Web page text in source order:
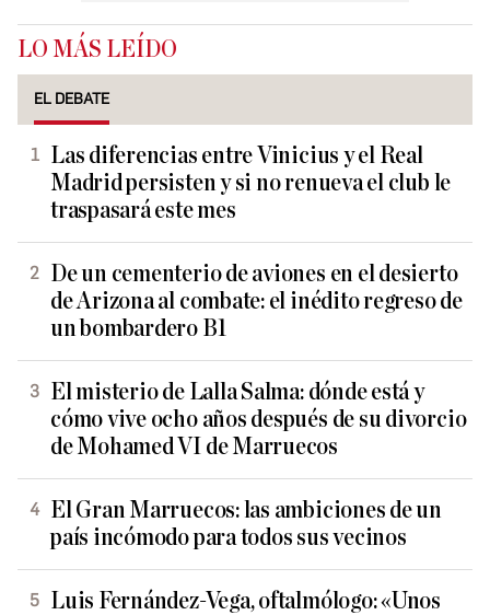
LO MÁS LEÍDO
EL DEBATE
Las diferencias entre Vinicius y el Real
Madrid persisten y si no renueva el club le
traspasará este mes
De un cementerio de aviones en el desierto
de Arizona al combate: el inédito regreso de
un bombardero B1
El misterio de Lalla Salma: dónde está y
cómo vive ocho años después de su divorcio
de Mohamed VI de Marruecos
El Gran Marruecos: las ambiciones de un
país incómodo para todos sus vecinos
Luis Fernández-Vega, oftalmólogo: «Unos